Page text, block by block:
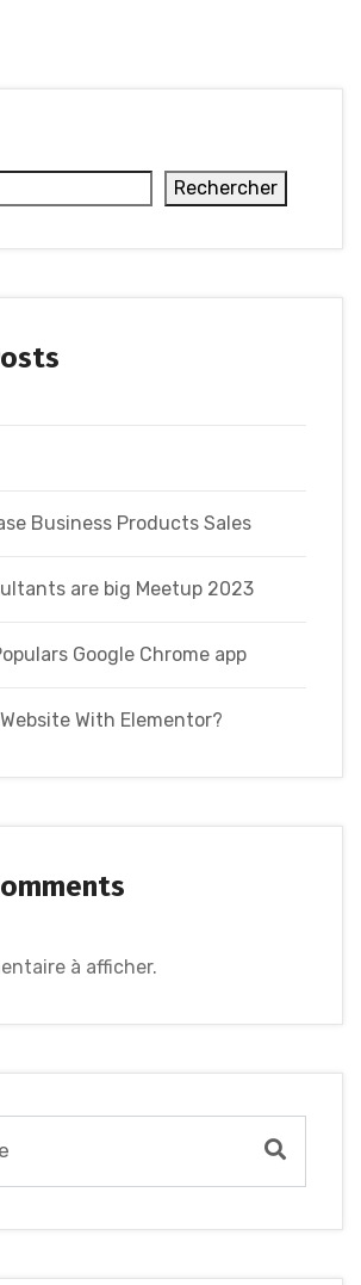
Rechercher
Business Products Sales
are big Meetup 2023
Google Chrome app
With Elementor?
à afficher.